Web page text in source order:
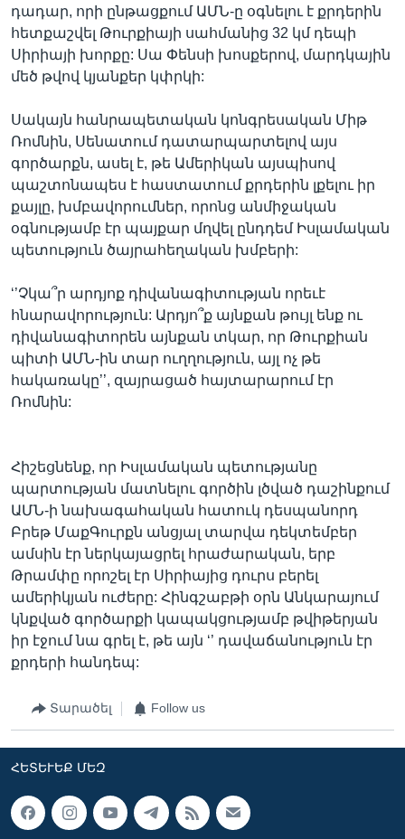
դադար, որի ընթացքում ԱՄՆ-ը օգնելու է քրդերին
հետքաշվել Թուրքիայի սահմանից 32 կմ դեպի
Սիրիայի խորքը: Սա Փենսի խոսքերով, մարդկային
մեծ թվով կյանքեր կփրկի:
Սակայն հանրապետական կոնգրեսական Միթ
Ռոմնին, Սենատում դատարպարտելով այս
գործարքն, ասել է, թե Ամերիկան այսպիսով
պաշտոնապես է հաստատում քրդերին լքելու իր
քայլը, խմբավորումներ, որոնց անմիջական
օգնությամբ էր պայքար մղվել ընդդեմ Իսլամական
պետություն ծայրահեղական խմբերի:
‘’Չկա՞ր արդյոք դիվանագիտության որեւէ
հնարավորություն: Արդյո՞ք այնքան թույլ ենք ու
դիվանագիտորեն այնքան տկար, որ Թուրքիան
պիտի ԱՄՆ-ին տար ուղղություն, այլ ոչ թե
հակառակը’’, զայրացած հայտարարում էր
Ռոմնին:
Հիշեցնենք, որ Իսլամական պետությանը
պարտության մատնելու գործին լծված դաշինքում
ԱՄՆ-ի նախագահական հատուկ դեսպանորդ
Բրեթ ՄաքԳուրքն անցյալ տարվա դեկտեմբեր
ամսին էր ներկայացրել հրաժարական, երբ
Թրամփը որոշել էր Սիրիայից դուրս բերել
ամերիկյան ուժերը: Հինգշաբթի օրն Անկարայում
կնքված գործարքի կապակցությամբ թվիթերյան
իր էջում նա գրել է, թե այն ‘’ դավաճանություն էր
քրդերի հանդեպ:
Տարածել Follow us
ՀԵՏԵՒԵՔ ՄԵԶ